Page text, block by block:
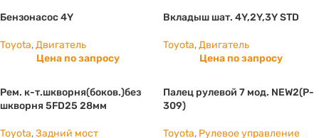
Бензонасос 4Y
Toyota,Двигатель
Цена по запросу
Вкладыш шат. 4Y,2Y,3Y STD
Toyota,Двигатель
Цена по запросу
Рем. к-т.шкворня(боков.)без
шкворня 5FD25 28мм
Toyota,Задний мост
Палец рулевой 7 мод. NEW2(P-
309)
Toyota, Рулевое управление